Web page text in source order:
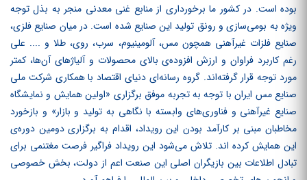
بوده است. در کشور ما برخورداری از منابع غنی معدنی منجر به بذل توجه
ویژه به بومی‌سازی و رونق تولید این صنایع شده است. در میان صنایع فلزی،
صنایع فلزات غیرآهنی همچون مس، آلومینیوم، سرب، روی، طلا و .... علی
رغم کاربرد فراوان و ارزش افزوده‌ی بالای محصولات و آلیاژهای آن‌ها، کمتر
مورد توجه قرار گرفته‌اند. گروه رسانه‌ای دنیای اقتصاد با همکاری شرکت ملی
صنایع مس ایران با توجه به تجربه موفق برگزاری «اولین همایش و نمایشگاه
صنایع غیرآهنی و فناوری‌های وابسته با نگاهی به تولید و بازار» و بازخورد
مخاطبان مبنی بر کارآمد بودن این رویداد، اقدام به برگزاری دومین دوره‌ی
این همایش کرده ‏اند. تلاش می‌شود این رویداد فراگیر فرصت مغتنمی برای
تبادل اطلاعات بین بازیگران اصلی این صنعت اعم از دولت، بخش خصوصی